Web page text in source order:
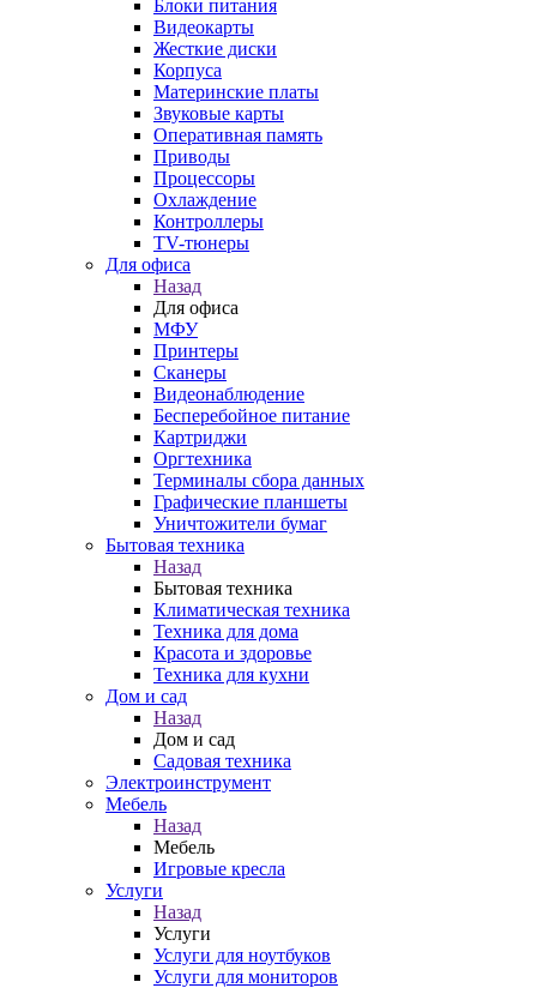
Блоки питания
Видеокарты
Жесткие диски
Корпуса
Материнские платы
Звуковые карты
Оперативная память
Приводы
Процессоры
Охлаждение
Контроллеры
TV-тюнеры
Для офиса
Назад
Для офиса
МФУ
Принтеры
Сканеры
Видеонаблюдение
Бесперебойное питание
Картриджи
Оргтехника
Терминалы сбора данных
Графические планшеты
Уничтожители бумаг
Бытовая техника
Назад
Бытовая техника
Климатическая техника
Техника для дома
Красота и здоровье
Техника для кухни
Дом и сад
Назад
Дом и сад
Садовая техника
Электроинструмент
Мебель
Назад
Мебель
Игровые кресла
Услуги
Назад
Услуги
Услуги для ноутбуков
Услуги для мониторов